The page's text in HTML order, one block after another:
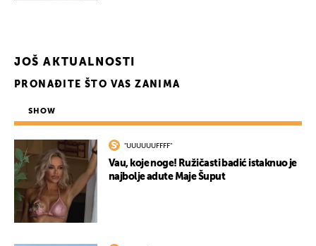
JOŠ AKTUALNOSTI
PRONAĐITE ŠTO VAS ZANIMA
SHOW
"UUUUUUFFFF"
Vau, koje noge! Ružičasti badić istaknuo je
najbolje adute Maje Šuput